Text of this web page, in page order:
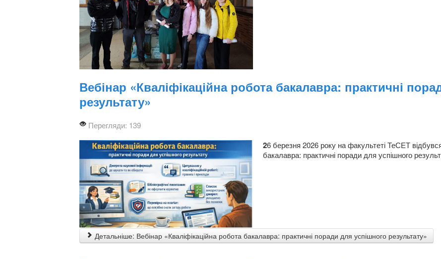
Вебінар «Кваліфікаційна робота бакалавра: практичні
результату»
Перегляди: 139
26 березня 2026 року на факультеті ТеСЕТ
бакалавра: практичні поради для успішного
Детальніше: Вебінар «Кваліфікаційна робота бакалавра: практичні поради для успішного результату»